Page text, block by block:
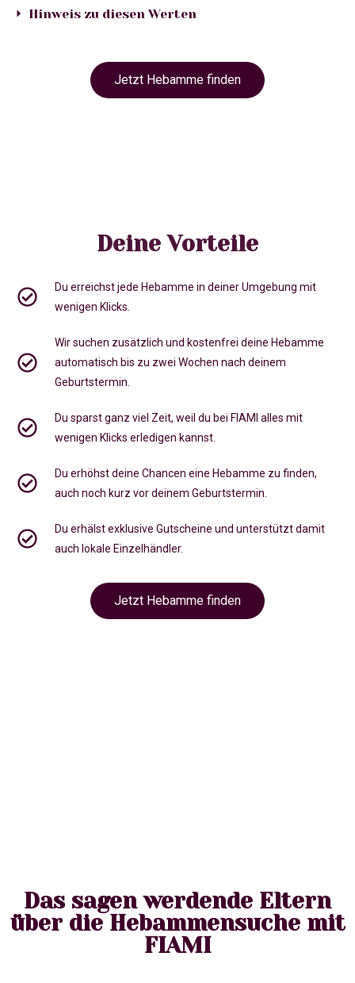
Hinweis zu diesen Werten
Jetzt Hebamme finden
Deine Vorteile
Du erreichst jede Hebamme in deiner Umgebung mit
wenigen Klicks.
Wir suchen zusätzlich und kostenfrei deine Hebamme
automatisch bis zu zwei Wochen nach deinem
Geburtstermin.
Du sparst ganz viel Zeit, weil du bei FIAMI alles mit
wenigen Klicks erledigen kannst.
Du erhöhst deine Chancen eine Hebamme zu finden,
auch noch kurz vor deinem Geburtstermin
Du erhälst exklusive Gutscheine und unterstützt damit
auch lokale Einzelhändler.
Jetzt Hebamme finden
Das sagen werdende Eltern
über die Hebammensuche mit
FIAMI